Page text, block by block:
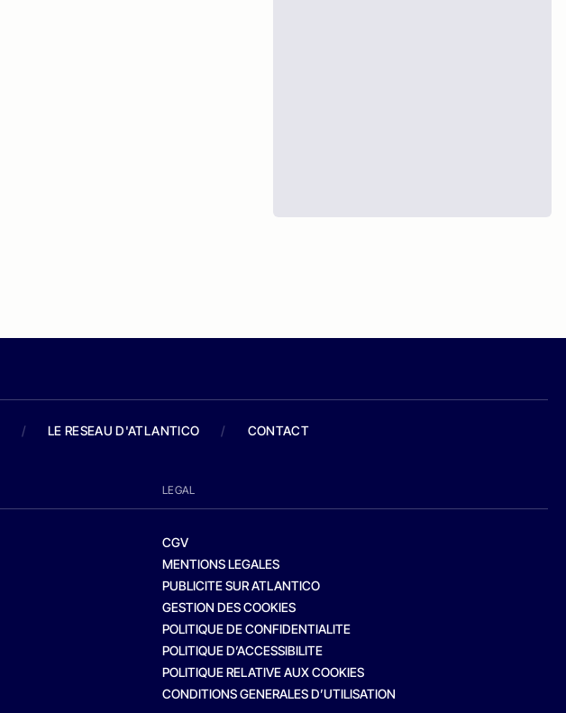
/ LE RESEAU D'ATLANTICO / CONTACT
LEGAL
CGV
MENTIONS LEGALES
PUBLICITE SUR ATLANTICO
GESTION DES COOKIES
POLITIQUE DE CONFIDENTIALITE
POLITIQUE D’ACCESSIBILITE
POLITIQUE RELATIVE AUX COOKIES
CONDITIONS GENERALES D’UTILISATION